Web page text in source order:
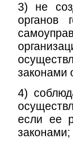
3) не
органов
законами
4)
если ее
законами;